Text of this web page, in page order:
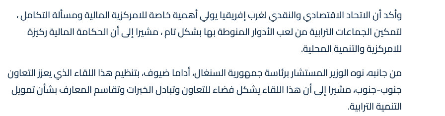
وأكد أن الاتحاد الاقتصادي والنقدي لغرب إفريقيا يولي أهمية خاصة للامركزية المالية ومسألة التكامل ،
لتمكين الجماعات الترابية من لعب الأدوار المنوطة بها بشكل تام ، مشيرا إلى أن الحكامة المالية ركيزة
للامركزية والتنمية المحلية.
من جانبه، نوه الوزير المستشار برئاسة جمهورية السنغال، أداما ضيوف، بتنظيم هذا اللقاء الذي يعزز التعاون
جنوب-جنوب، مشيرا إلى أن هذا اللقاء يشكل فضاء للتعاون وتبادل الخبرات وتقاسم المعارف بشأن تمويل
التنمية الترابية.